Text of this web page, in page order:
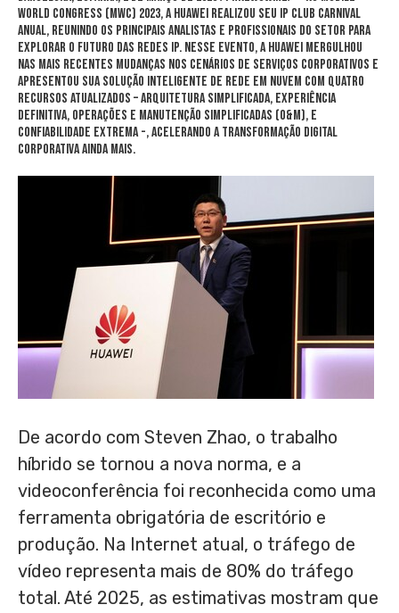
World Congress (MWC) 2023, a Huawei realizou seu IP Club Carnival
anual, reunindo os principais analistas e profissionais do setor para
explorar o futuro das redes IP. Nesse evento, a Huawei mergulhou
nas mais recentes mudanças nos cenários de serviços corporativos e
apresentou sua solução inteligente de rede em nuvem com quatro
recursos atualizados – arquitetura simplificada, experiência
definitiva, operações e manutenção simplificadas (O&M), e
confiabilidade extrema -, acelerando a transformação digital
corporativa ainda mais.
De acordo com Steven Zhao, o trabalho
híbrido se tornou a nova norma, e a
videoconferência foi reconhecida como uma
ferramenta obrigatória de escritório e
produção. Na Internet atual, o tráfego de
vídeo representa mais de 80% do tráfego
total. Até 2025, as estimativas mostram que